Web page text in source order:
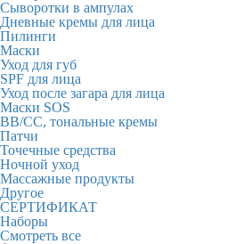
Сыворотки в ампулах
Дневные кремы для лица
Пилинги
Маски
Уход для губ
SPF для лица
Уход после загара для лица
Маски SOS
BB/CC, тональные кремы
Патчи
Точечные средства
Ночной уход
Массажные продукты
Другое
СЕРТИФИКАТ
Наборы
Смотреть все